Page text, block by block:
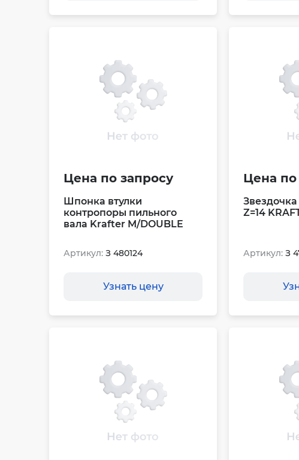
Цена по запросу
Шпонка втулки
контропоры пильного
вала Krafter M/DOUBLE
Артикул: З 480124
Узнать цену
Цена по
Z=14
Артикул: З